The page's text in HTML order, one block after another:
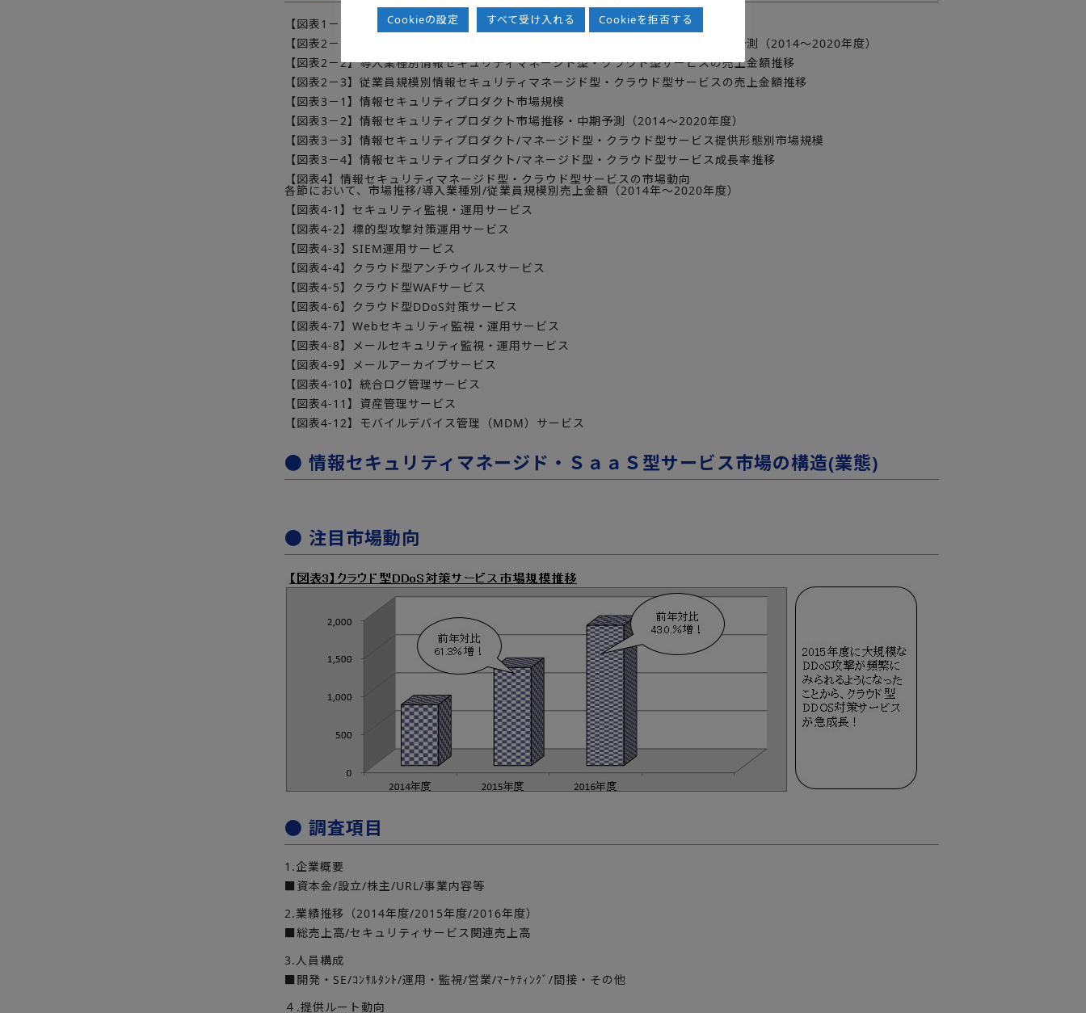
【図表1－1】情報セキュリティマネージド型・クラウド型サービスの各種定義図表
【図表2－1】情報セキュリティマネージド型・クラウド型サービス市場推移・中期予測（2014～2020年度）
【図表2－2】導入業種別情報セキュリティマネージド型・クラウド型サービスの売上金額推移
【図表2－3】従業員規模別情報セキュリティマネージド型・クラウド型サービスの売上金額推移
【図表3－1】情報セキュリティプロダクト市場規模
【図表3－2】情報セキュリティプロダクト市場推移・中期予測（2014～2020年度）
【図表3－3】情報セキュリティプロダクト/マネージド型・クラウド型サービス提供形態別市場規模
【図表3－4】情報セキュリティプロダクト/マネージド型・クラウド型サービス成長率推移
【図表4】情報セキュリティマネージド型・クラウド型サービスの市場動向
各節において、市場推移/導入業種別/従業員規模別売上金額（2014年～2020年度）
【図表4-1】セキュリティ監視・運用サービス
【図表4-2】標的型攻撃対策運用サービス
【図表4-3】SIEM運用サービス
【図表4-4】クラウド型アンチウイルスサービス
【図表4-5】クラウド型WAFサービス
【図表4-6】クラウド型DDoS対策サービス
【図表4-7】Webセキュリティ監視・運用サービス
【図表4-8】メールセキュリティ監視・運用サービス
【図表4-9】メールアーカイブサービス
【図表4-10】統合ログ管理サービス
【図表4-11】資産管理サービス
【図表4-12】モバイルデバイス管理（MDM）サービス
● 情報セキュリティマネージド・ＳａａＳ型サービス市場の構造(業態)
● 注目市場動向
● 調査項目
1.企業概要
■資本金/設立/株主/URL/事業内容等
2.業績推移（2014年度/2015年度/2016年度）
■総売上高/セキュリティサービス関連売上高
3.人員構成
■開発・SE/ｺﾝｻﾙﾀﾝﾄ/運用・監視/営業/ﾏｰｹﾃｨﾝｸﾞ/間接・その他
４.提供ルート動向
Cookieの設定 すべて受け入れる Cookieを拒否する